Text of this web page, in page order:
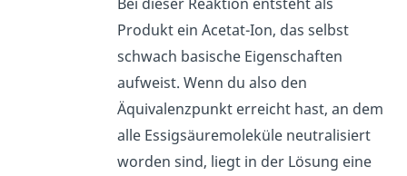
Produkt ein Acetat-Ion, das selbst
schwach basische Eigenschaften
aufweist. Wenn du also den
Äquivalenzpunkt erreicht hast, an dem
alle Essigsäuremoleküle neutralisiert
worden sind, liegt in der Lösung eine